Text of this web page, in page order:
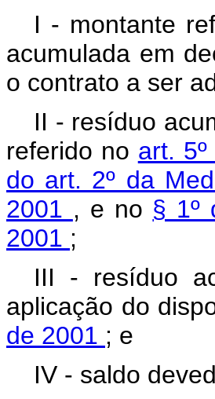
I - montante
acumulada em
o contrato a ser
II - resíduo
referido no art.
do art. 2º da
2001 , e no § 1º
2001 ;
III - resíduo
aplicação do
de 2001 ; e
IV - saldo